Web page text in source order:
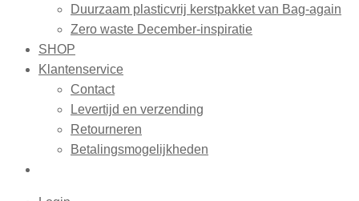
Duurzaam plasticvrij kerstpakket van Bag-again
Zero waste December-inspiratie
SHOP
Klantenservice
Contact
Levertijd en verzending
Retourneren
Betalingsmogelijkheden